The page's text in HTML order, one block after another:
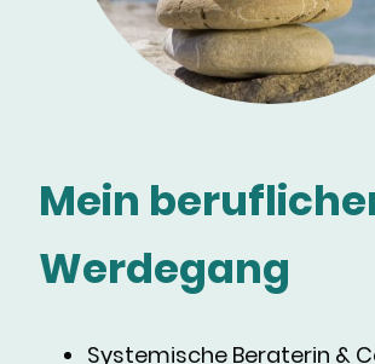
Mein
Werdegang
Systemische Beraterin &